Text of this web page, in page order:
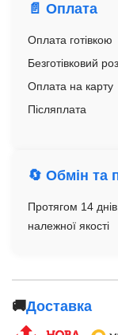
📄 Оплата
Оплата готівкою
Безготівковий
Оплата на карту
Післяплата
🔄 Обмін та
Протягом 14
належної якості
🚚Доставка